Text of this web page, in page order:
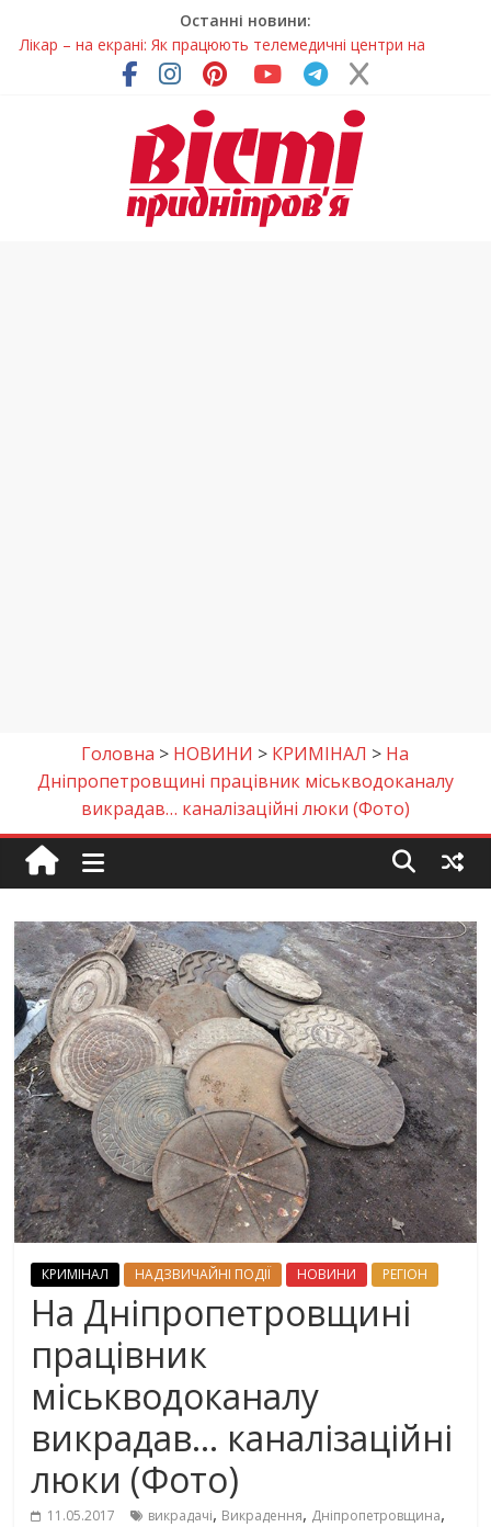
Останні новини:
Лікар – на екрані: Як працюють телемедичні центри на
Дніпропетровщині
У Дніпрі триває масштабна підготовка до опалювального
Пошуки тривають: на Дніпропетровщині досліджують місце
розташування легендарного монастиря (Фото)
Ветерани Дніпропетровщини отримують шанс на власне
Головна > НОВИНИ > КРИМІНАЛ > На
Дніпропетровщині працівник міськводоканалу
викрадав… каналізаційні люки (Фото)
КРИМІНАЛ НАДЗВИЧАЙНІ ПОДІЇ НОВИНИ РЕГІОН
На Дніпропетровщині
працівник
міськводоканалу
викрадав… каналізаційні
люки (Фото)
11.05.2017 викрадачі, Викрадення, Дніпропетровщина,